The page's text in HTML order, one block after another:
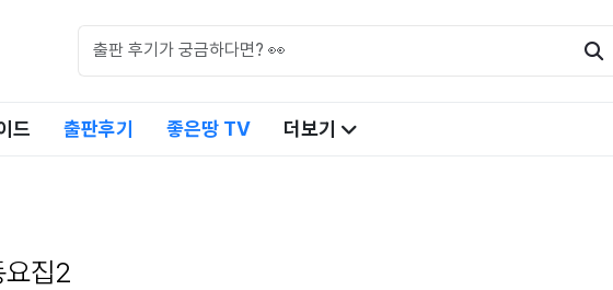
드 출판후기 좋은땅 TV 더보기
요집2